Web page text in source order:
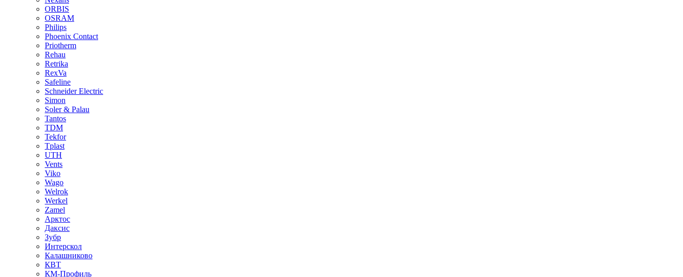
ORBIS
OSRAM
Philips
Phoenix Contact
Priotherm
Rehau
Retrika
RexVa
Safeline
Schneider Electric
Simon
Soler & Palau
Tantos
TDM
Tekfor
Tplast
UTH
Vents
Viko
Wago
Welrok
Werkel
Zamel
Арктос
Даксис
Зубр
Интерскол
Калашниково
КВТ
КМ-Профиль